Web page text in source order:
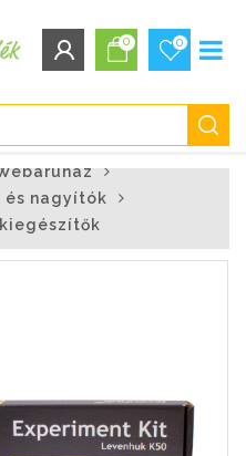
0 0
és nagyítók